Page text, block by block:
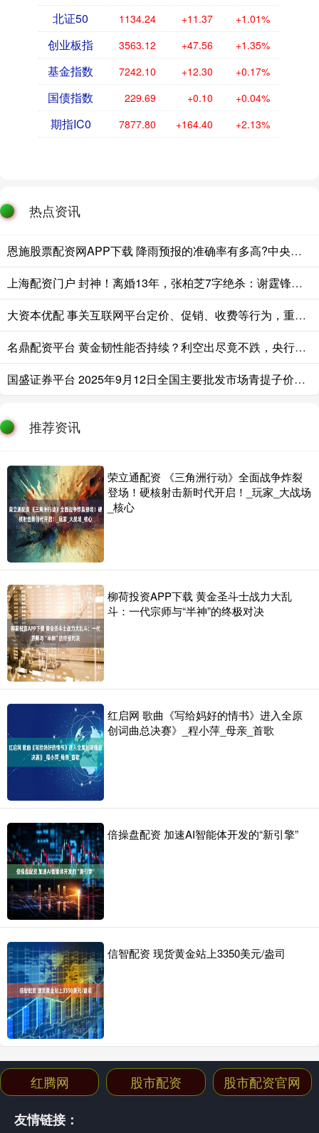
北证50 1134.24 +11.37 +1.01%
创业板指 3563.12 +47.56 +1.35%
基金指数 7242.10 +12.30 +0.17%
国债指数 229.69 +0.10 +0.04%
期指IC0 7877.80 +164.40 +2.13%
热点资讯
恩施股票配资网APP下载 降雨预报的准确率有多高?中央气象台回应
上海配资门户 封神！离婚13年，张柏芝7字绝杀：谢霆锋输透，王菲输得最惨
大资本优配 事关互联网平台定价、促销、收费等行为，重要新规印发！
名鼎配资平台 黄金韧性能否持续？利空出尽竟不跌，央行还能撑多久？
国盛证券平台 2025年9月12日全国主要批发市场青提子价格行情
推荐资讯
荣立通配资 《三角洲行动》全面战争炸裂
登场！硬核射击新时代开启！_玩家_大战场
_核心
柳荷投资APP下载 黄金圣斗士战力大乱
斗：一代宗师与“半神”的终极对决
红启网 歌曲《写给妈好的情书》进入全原
创词曲总决赛》_程小萍_母亲_首歌
倍操盘配资 加速AI智能体开发的“新引擎”
信智配资 现货黄金站上3350美元/盎司
红腾网 股市配资 股市配资官网
友情链接：